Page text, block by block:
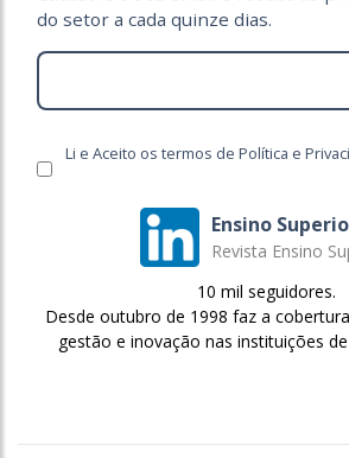
do setor a cada quinze dias.
Li e Aceito os termos de Política e
Ensino
Revista Ensino
10 mil seguidores.
Desde outubro de 1998 faz a
gestão e inovação nas instituições